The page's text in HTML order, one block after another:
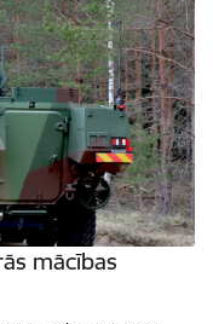
mācības